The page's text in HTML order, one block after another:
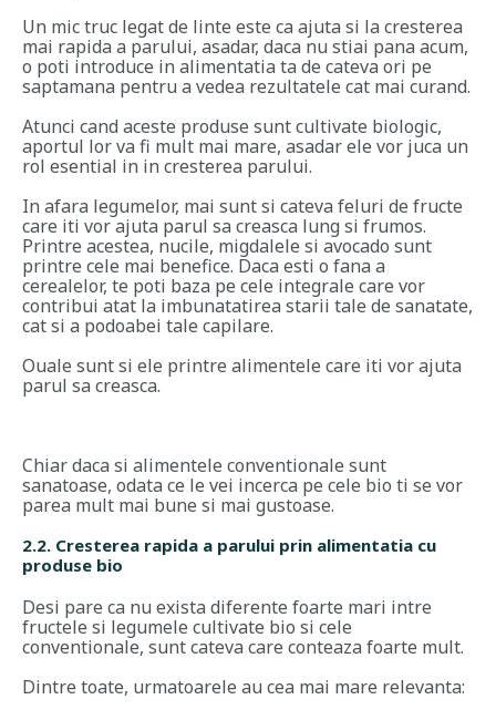
Un mic truc legat de linte este ca ajuta si la cresterea
mai rapida a parului, asadar, daca nu stiai pana acum,
o poti introduce in alimentatia ta de cateva ori pe
saptamana pentru a vedea rezultatele cat mai curand.
Atunci cand aceste produse sunt cultivate biologic,
aportul lor va fi mult mai mare, asadar ele vor juca un
rol esential in in cresterea parului.
In afara legumelor, mai sunt si cateva feluri de fructe
care iti vor ajuta parul sa creasca lung si frumos.
Printre acestea, nucile, migdalele si avocado sunt
printre cele mai benefice. Daca esti o fana a
cerealelor, te poti baza pe cele integrale care vor
contribui atat la imbunatatirea starii tale de sanatate,
cat si a podoabei tale capilare.
Ouale sunt si ele printre alimentele care iti vor ajuta
parul sa creasca.
Chiar daca si alimentele conventionale sunt
sanatoase, odata ce le vei incerca pe cele bio ti se vor
parea mult mai bune si mai gustoase.
2.2. Cresterea rapida a parului prin alimentatia cu
produse bio
Desi pare ca nu exista diferente foarte mari intre
fructele si legumele cultivate bio si cele
conventionale, sunt cateva care conteaza foarte mult.
Dintre toate, urmatoarele au cea mai mare relevanta: